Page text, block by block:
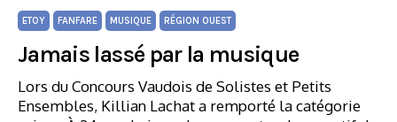
ETOY FANFARE MUSIQUE RÉGION OUEST
Jamais lassé par la musique
Lors du Concours Vaudois de Solistes et Petits
Ensembles, Killian Lachat a remporté la catégorie